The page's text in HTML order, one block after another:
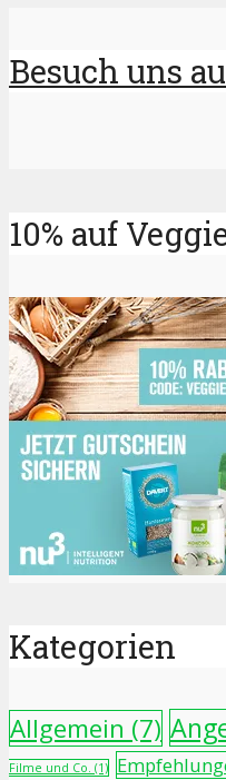
Besuch uns
10% auf
Kategorien
Allgemein (7)
Filme und Co. (1)